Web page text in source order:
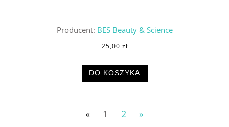
Producent: BES Beauty & Science
25,00 zł
DO KOSZYKA
« 1 2 »